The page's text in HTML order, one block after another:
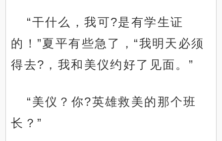
“干什么，我可?是有学生证
的！”夏平有些急了，“我明天必须
得去?，我和美仪约好了见面。”
“美仪？你?英雄救美的那个班
长？”